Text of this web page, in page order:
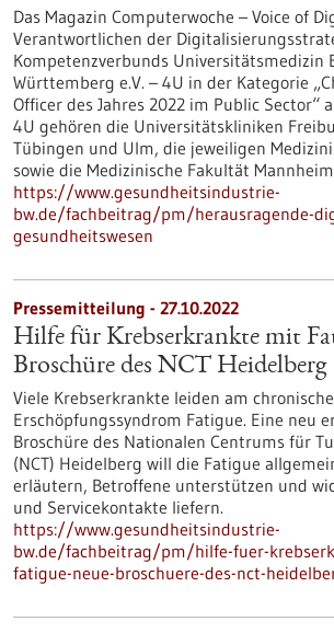
Das Magazin Computerwoche – Voice of
Verantwortlichen der
Kompetenzverbunds Universitätsmedizin
Württemberg e.V. – 4U in der Kategorie
Officer des Jahres 2022 im Public Sector“
4U gehören die Universitätskliniken
Tübingen und Ulm, die jeweiligen
sowie die Medizinische Fakultät
https://www.gesundheitsindustrie-
bw.de/fachbeitrag/pm/herausragende-
gesundheitswesen
Pressemitteilung - 27.10.2022
Hilfe für Krebserkrankte mit
Broschüre des NCT Heidelberg
Viele Krebserkrankte leiden am
Erschöpfungssyndrom Fatigue. Eine neu
Broschüre des Nationalen Centrums für
(NCT) Heidelberg will die Fatigue
erläutern, Betroffene unterstützen und
und Servicekontakte liefern.
https://www.gesundheitsindustrie-
bw.de/fachbeitrag/pm/hilfe-fuer-
fatigue-neue-broschuere-des-nct-